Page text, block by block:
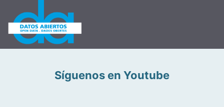
Síguenos en Youtube